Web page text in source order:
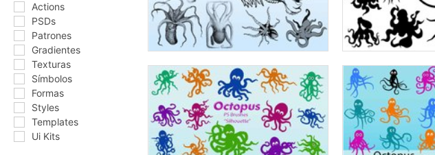
Actions
PSDs
Patrones
Gradientes
Texturas
Símbolos
Formas
Styles
Templates
Ui Kits